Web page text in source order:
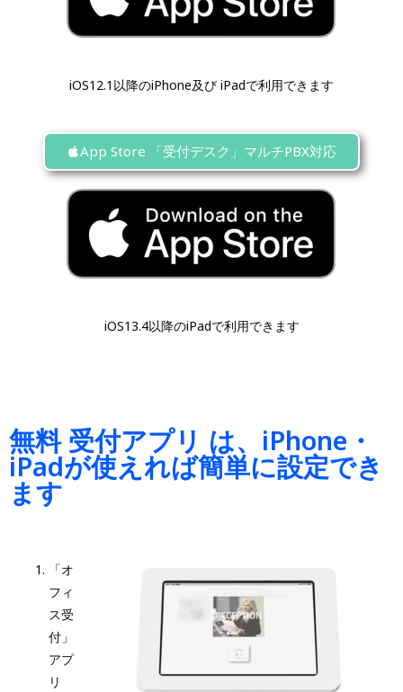
iOS12.1以降のiPhone及び iPadで利用できます
App Store 「受付デスク」マルチPBX対応
iOS13.4以降のiPadで利用できます
無料 受付アプリ は、iPhone・
iPadが使えれば簡単に設定でき
ます
「オ
フィ
ス受
付」
アプ
リ